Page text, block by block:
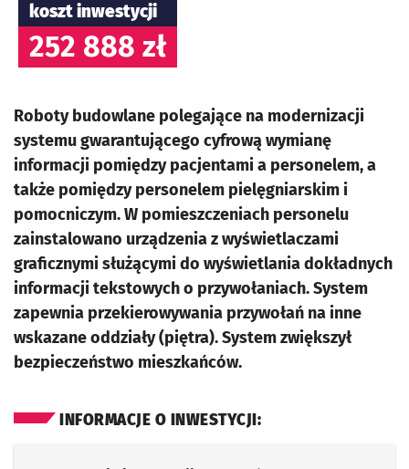
koszt inwestycji
252 888 zł
Roboty budowlane polegające na modernizacji
systemu gwarantującego cyfrową wymianę
informacji pomiędzy pacjentami a personelem, a
także pomiędzy personelem pielęgniarskim i
pomocniczym. W pomieszczeniach personelu
zainstalowano urządzenia z wyświetlaczami
graficznymi służącymi do wyświetlania dokładnych
informacji tekstowych o przywołaniach. System
zapewnia przekierowywania przywołań na inne
wskazane oddziały (piętra). System zwiększył
bezpieczeństwo mieszkańców.
INFORMACJE O INWESTYCJI: